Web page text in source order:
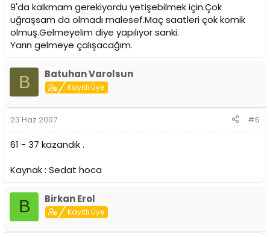
9'da kalkmam gerekiyordu yetişebilmek için.Çok
uğraşsam da olmadı malesef.Maç saatleri çok komik
olmuş.Gelmeyelim diye yapılıyor sanki.
Yarın gelmeye çalışacağım.
B Batuhan Varolsun
Kayıtlı Üye
23 Haz 2007 #6
61 - 37 kazandık .
Kaynak : Sedat hoca
B Birkan Erol
Kayıtlı Üye